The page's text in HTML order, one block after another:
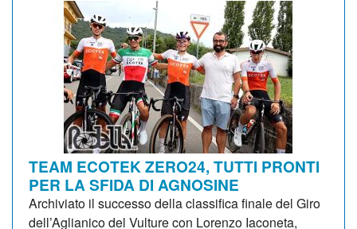
TEAM ECOTEK ZERO24, TUTTI PRONTI
PER LA SFIDA DI AGNOSINE
Archiviato il successo della classifica finale del Giro
dell’Aglianico del Vulture con Lorenzo Iaconeta,